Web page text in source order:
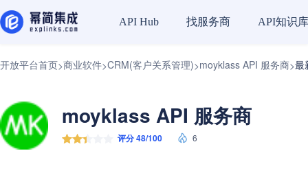
API Hub 找服务商 API知识库
开放平台首页>商业软件>CRM(客户关系管理)>moyklass API 服务商>最
moyklass API 服务商
评分 48/100 6